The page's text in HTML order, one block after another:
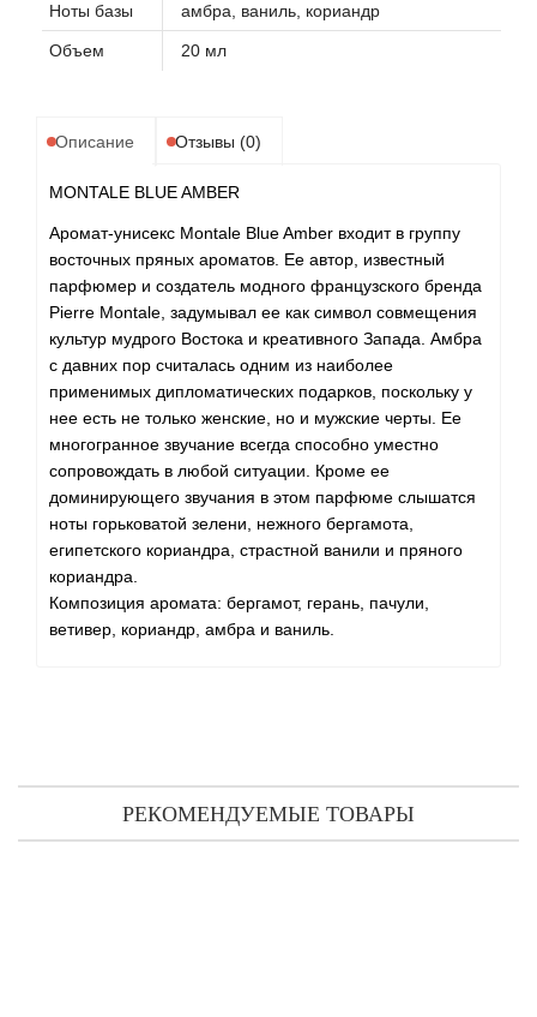
Ноты базы амбра, ваниль, кориандр
Объем 20 мл
Описание Отзывы (0)
MONTALE BLUE AMBER
Аромат-унисекс Montale Blue Amber входит в группу
восточных пряных ароматов. Ее автор, известный
парфюмер и создатель модного французского бренда
Pierre Montale, задумывал ее как символ совмещения
культур мудрого Востока и креативного Запада. Амбра
с давних пор считалась одним из наиболее
применимых дипломатических подарков, поскольку у
нее есть не только женские, но и мужские черты. Ее
многогранное звучание всегда способно уместно
сопровождать в любой ситуации. Кроме ее
доминирующего звучания в этом парфюме слышатся
ноты горьковатой зелени, нежного бергамота,
египетского кориандра, страстной ванили и пряного
кориандра.
Композиция аромата: бергамот, герань, пачули,
ветивер, кориандр, амбра и ваниль.
РЕКОМЕНДУЕМЫЕ ТОВАРЫ